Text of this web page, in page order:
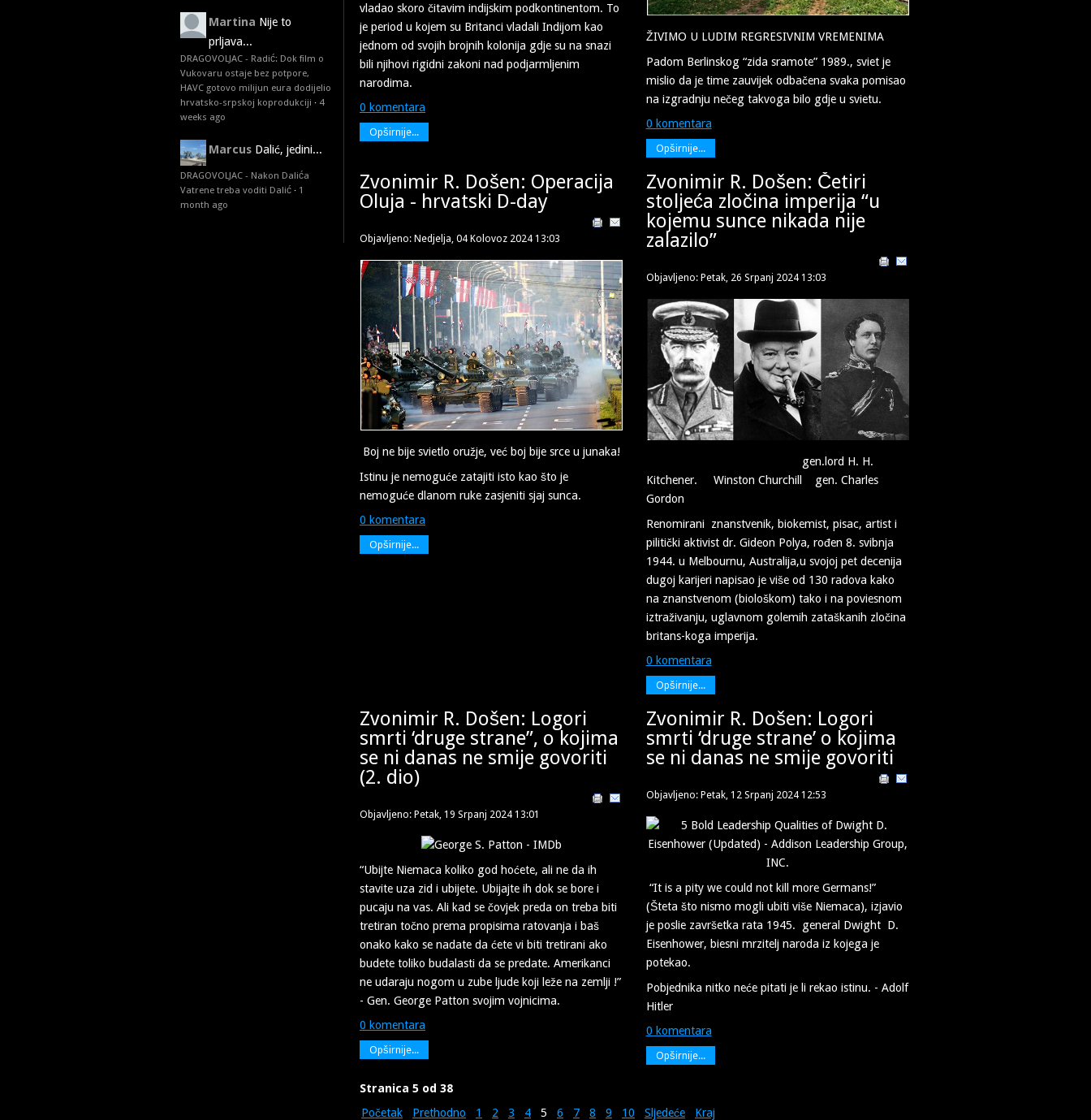
Martina Nije to
prljava...
DRAGOVOLJAC - Radić: Dok film o
Vukovaru ostaje bez potpore,
HAVC gotovo milijun eura dodijelio
hrvatsko-srpskoj koprodukciji · 4
weeks ago
Marcus Dalić, jedini...
DRAGOVOLJAC - Nakon Dalića
Vatrene treba voditi Dalić · 1
month ago
vladao skoro čitavim indijskim podkontinentom. To
je period u kojem su Britanci vladali Indijom kao
jednom od svojih brojnih kolonija gdje su na snazi
bili njihovi rigidni zakoni nad podjarmljenim
narodima.
0 komentara
Opširnije...
ŽIVIMO U LUDIM REGRESIVNIM VREMENIMA
Padom Berlinskog “zida sramote” 1989., sviet je
mislio da je time zauvijek odbačena svaka pomisao
na izgradnju nečeg takvoga bilo gdje u svietu.
0 komentara
Opširnije...
Zvonimir R. Došen: Operacija
Oluja - hrvatski D-day
Objavljeno: Nedjelja, 04 Kolovoz 2024 13:03
Boj ne bije svietlo oružje, već boj bije srce u junaka!
Istinu je nemoguće zatajiti isto kao što je
nemoguće dlanom ruke zasjeniti sjaj sunca.
0 komentara
Opširnije...
Zvonimir R. Došen: Četiri
stoljeća zločina imperija “u
kojemu sunce nikada nije
zalazilo”
Objavljeno: Petak, 26 Srpanj 2024 13:03
gen.lord H. H.
Kitchener. Winston Churchill gen. Charles
Gordon
Renomirani znanstvenik, biokemist, pisac, artist i
pilitički aktivist dr. Gideon Polya, rođen 8. svibnja
1944. u Melbournu, Australija,u svojoj pet decenija
dugoj karijeri napisao je više od 130 radova kako
na znanstvenom (biološkom) tako i na poviesnom
iztraživanju, uglavnom golemih zataškanih zločina
britans-koga imperija.
0 komentara
Opširnije...
Zvonimir R. Došen: Logori
smrti ‘druge strane”, o kojima
se ni danas ne smije govoriti
(2. dio)
Objavljeno: Petak, 19 Srpanj 2024 13:01
“Ubijte Niemaca koliko god hoćete, ali ne da ih
stavite uza zid i ubijete. Ubijajte ih dok se bore i
pucaju na vas. Ali kad se čovjek preda on treba biti
tretiran točno prema propisima ratovanja i baš
onako kako se nadate da ćete vi biti tretirani ako
budete toliko budalasti da se predate. Amerikanci
ne udaraju nogom u zube ljude koji leže na zemlji !”
- Gen. George Patton svojim vojnicima.
0 komentara
Opširnije...
Zvonimir R. Došen: Logori
smrti ‘druge strane’ o kojima
se ni danas ne smije govoriti
Objavljeno: Petak, 12 Srpanj 2024 12:53
“It is a pity we could not kill more Germans!”
(Šteta što nismo mogli ubiti više Niemaca), izjavio
je poslie završetka rata 1945. general Dwight D.
Eisenhower, biesni mrzitelj naroda iz kojega je
potekao.
Pobjednika nitko neće pitati je li rekao istinu. - Adolf
Hitler
0 komentara
Opširnije...
Stranica 5 od 38
Početak
Prethodno 1 2 3 4 5 6 7 8 9 10 Sljedeće Kraj